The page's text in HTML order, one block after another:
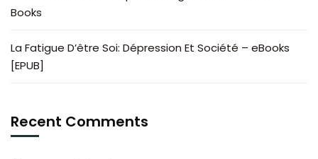
Books
La Fatigue D’être Soi: Dépression Et Société – eBooks
[EPUB]
Recent Comments